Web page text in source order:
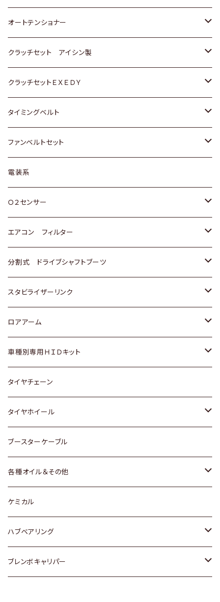
スバル
三菱
スバル
三菱
スバル
いすゞ
ダイハツ
マツダ
三菱
スバル
日野
GOLF
ＷＡＧＥＮ
アストロ（シボレー）
クライスラー
ＷＡＧＥＮ
ＶＯＬＶＯ
ホンダ
スズキ
日産
ダイハツ
マツダ
三菱
スバル
スズキ
ダイハツ
日産
ホンダ
マツダ
オートテンショナー
トヨタ
クラッチセット アイシン製
ホンダ
スズキ
ダイハツ
マツダ
三菱
スバル
クラッチセットＥＸＥＤＹ
ホンダ
スズキ
日産
ダイハツ
マツダ
三菱
スバル
タイミングベルト
トヨタ
スズキ
ダイハツ
三菱
スバル
ファンベルトセット
トヨタ
ホンダ
スズキ
日産
いすゞ
ダイハツ
マツダ
三菱
スバル
レクサス
電装系
Ｏ２センサー
トヨタ
ホンダ
スズキ
日産
ダイハツ
マツダ
三菱
スバル
エアコン フィルター
トヨタ
ホンダ
スズキ
日産
いすゞ
ダイハツ
マツダ
三菱
スバル
分割式 ドライブシャフトブーツ
トヨタ
ホンダ
スズキ
日産
ダイハツ
スバル
スタビライザーリンク
トヨタ
ホンダ
スズキ
日産
ダイハツ
マツダ
ロアアーム
ホンダ
スズキ
日産
ダイハツ
マツダ
スバル
車種別専用ＨＩＤキット
トヨタ
マツダ
タイヤチェーン
タイヤホイール
トヨタ
ホンダ
スズキ
日産
ダイハツ
ブースターケーブル
各種オイル＆その他
ディーデル洗浄添加剤
ケミカル
ハブベアリング
トヨタ
ブレンボキャリパー